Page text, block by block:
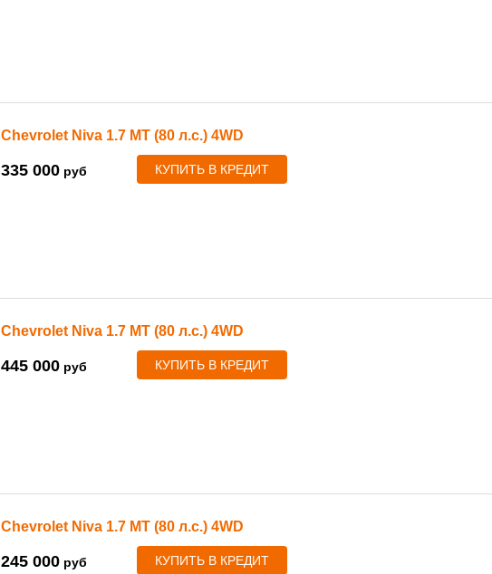
Chevrolet Niva 1.7 MT (80 л.с.) 4WD
335 000 руб КУПИТЬ В КРЕДИТ
Chevrolet Niva 1.7 MT (80 л.с.) 4WD
445 000 руб КУПИТЬ В КРЕДИТ
Chevrolet Niva 1.7 MT (80 л.с.) 4WD
245 000 руб КУПИТЬ В КРЕДИТ